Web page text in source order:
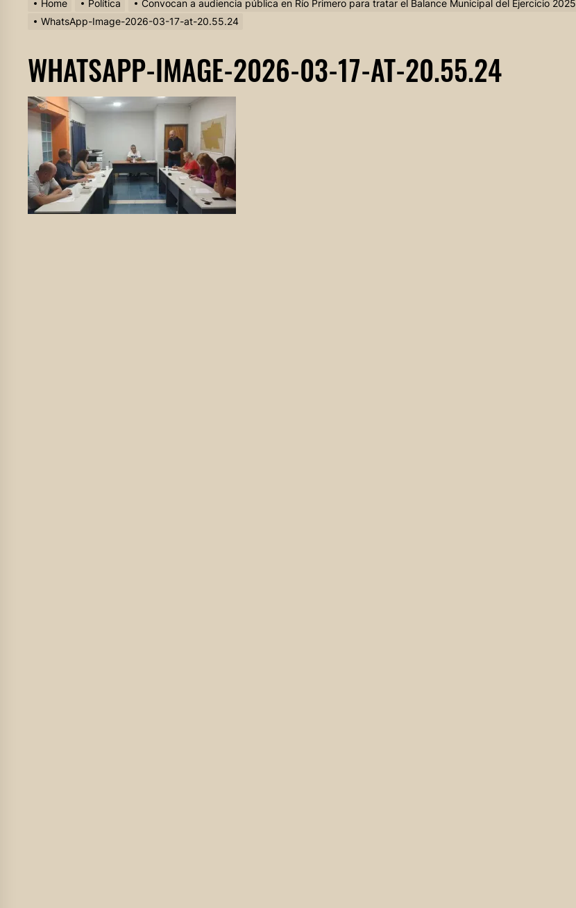
Home Política
Convocan a audiencia pública en Río Primero para tratar el Balance Municipal del Ejercicio 2025
WhatsApp-Image-2026-03-17-at-20.55.24
WHATSAPP-IMAGE-2026-03-17-AT-20.55.24